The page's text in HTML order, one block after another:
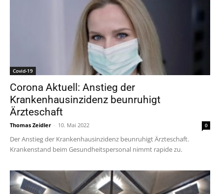
Covid-19
Corona Aktuell: Anstieg der
Krankenhausinzidenz beunruhigt
Ärzteschaft
Thomas Zeidler - 10. Mai 2022 0
Der Anstieg der Krankenhausinzidenz beunruhigt Ärzteschaft.
Krankenstand beim Gesundheitspersonal nimmt rapide zu.